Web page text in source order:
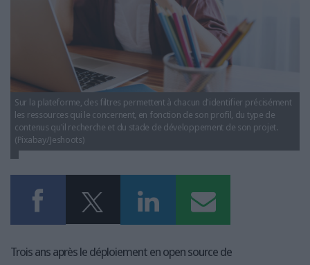
NOS OFFRES D'ABONNEMENTS
Sur la plateforme, des filtres permettent à chacun d'identifier précisément
les ressources qui le concernent, en fonction de son profil, du type de
contenus qu'il recherche et du stade de développement de son projet.
(Pixabay/Jeshoots)
Trois ans après le déploiement en open source de